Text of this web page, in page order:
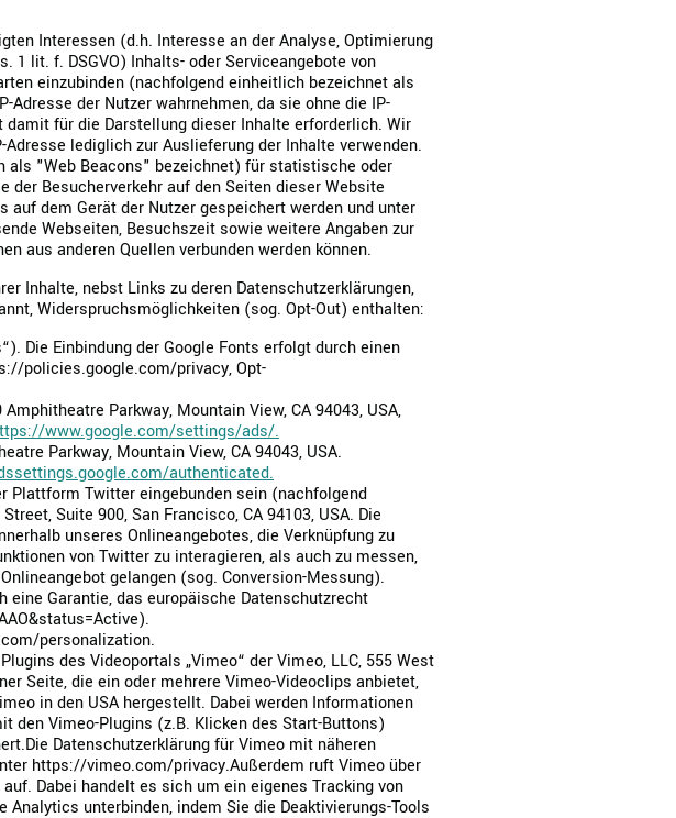
Interessen (d.h. Interesse an der Analyse, Optimierung
lit. f. DSGVO) Inhalts- oder Serviceangebote von
einzubinden (nachfolgend einheitlich bezeichnet als
der Nutzer wahrnehmen, da sie ohne die IP-
für die Darstellung dieser Inhalte erforderlich. Wir
lediglich zur Auslieferung der Inhalte verwenden.
als "Web Beacons" bezeichnet) für statistische oder
der Besucherverkehr auf den Seiten dieser Website
dem Gerät der Nutzer gespeichert werden und unter
Webseiten, Besuchszeit sowie weitere Angaben zur
aus anderen Quellen verbunden werden können.
Inhalte, nebst Links zu deren Datenschutzerklärungen,
Widerspruchsmöglichkeiten (sog. Opt-Out) enthalten:
Die Einbindung der Google Fonts erfolgt durch einen
policies.google.com/privacy, Opt-
Parkway, Mountain View, CA 94043, USA,
www.google.com/settings/ads/.
Parkway, Mountain View, CA 94043, USA.
authenticated.
Plattform Twitter eingebunden sein (nachfolgend
Suite 900, San Francisco, CA 94103, USA. Die
unseres Onlineangebotes, die Verknüpfung zu
von Twitter zu interagieren, als auch zu messen,
gelangen (sog. Conversion-Messung).
Garantie, das europäische Datenschutzrecht
personalization.
des Videoportals „Vimeo“ der Vimeo, LLC, 555 West
Seite, die ein oder mehrere Vimeo-Videoclips anbietet,
in den USA hergestellt. Dabei werden Informationen
den Vimeo-Plugins (z.B. Klicken des Start-Buttons)
Datenschutzerklärung für Vimeo mit näheren
https://vimeo.com/privacy.Außerdem ruft Vimeo über
Dabei handelt es sich um ein eigenes Tracking von
unterbinden, indem Sie die Deaktivierungs-Tools